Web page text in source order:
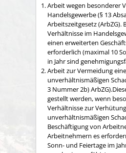
Arbeit wegen besonderer
Handelsgewerbe (§ 13
Arbeitszeitgesetz (ArbZG).
Verhältnisse im
einen erweiterten
erforderlich (maximal 10
in Jahr sind
Arbeit zur Vermeidung
unverhältnismäßigen
3 Nummer 2b)
gestellt werden, wenn
Verhältnisse zur
unverhältnismäßigen
Beschäftigung von
Arbeitnehmern es
Sonn- und Feiertage im